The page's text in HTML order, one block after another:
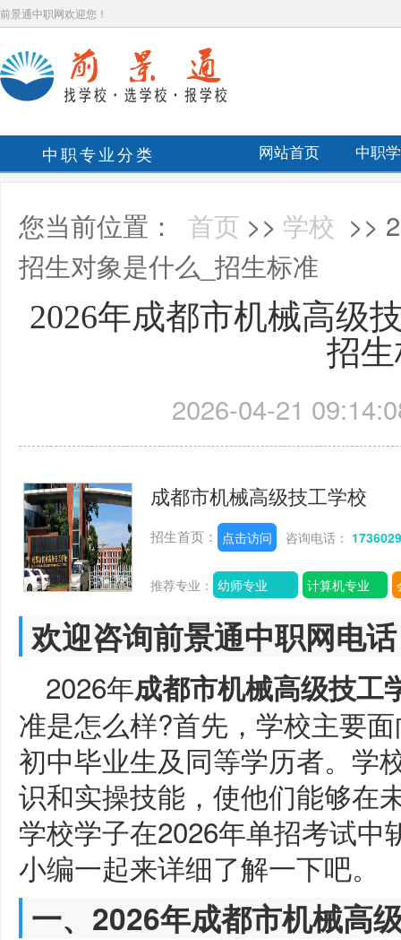
前景通中职网欢迎您！
中职专业分类 网站首页 中职
您当前位置： 首页 >> 学校 >>
招生对象是什么_招生标准
2026年成都市机械高级
招
2026-04-21
成都市机械高级技工学校
招生首页： 点击访问 咨询电话：
推荐专业： 幼师专业 计算机专业
欢迎咨询前景通中职网电
2026年成都市机械高级技工
准是怎么样?首先，学校主要
初中毕业生及同等学历者。学
识和实操技能，使他们能够在
学校学子在2026年单招考试
小编一起来详细了解一下吧。
一、2026年成都市机械高